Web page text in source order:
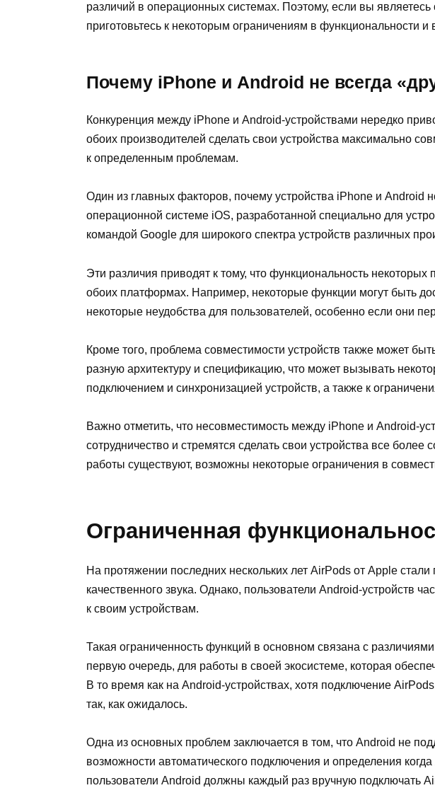
различий в операционных системах. Поэтому, если вы
приготовьтесь к некоторым ограничениям в функциональности
Почему iPhone и Android не всегда
Конкуренция между iPhone и Android-устройствами нередко
обоих производителей сделать свои устройства максимально
к определенным проблемам.
Один из главных факторов, почему устройства iPhone и Android
операционной системе iOS, разработанной специально для
командой Google для широкого спектра устройств различных
Эти различия приводят к тому, что функциональность
обоих платформах. Например, некоторые функции могут быть
некоторые неудобства для пользователей, особенно если они
Кроме того, проблема совместимости устройств также может
разную архитектуру и спецификацию, что может вызывать
подключением и синхронизацией устройств, а также к
Важно отметить, что несовместимость между iPhone и Android-
сотрудничество и стремятся сделать свои устройства все
работы существуют, возможны некоторые ограничения в
Ограниченная
На протяжении последних нескольких лет AirPods от Apple
качественного звука. Однако, пользователи Android-устройств
к своим устройствам.
Такая ограниченность функций в основном связана с
первую очередь, для работы в своей экосистеме, которая
В то время как на Android-устройствах, хотя подключение
так, как ожидалось.
Одна из основных проблем заключается в том, что Android не
возможности автоматического подключения и определения
пользователи Android должны каждый раз вручную подключать